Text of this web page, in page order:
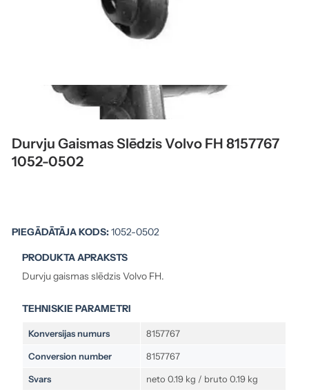
Durvju Gaismas Slēdzis Volvo FH 8157767
1052-0502
PIEGĀDĀTĀJA KODS:1052-0502
PRODUKTA APRAKSTS
Durvju gaismas slēdzis Volvo FH.
TEHNISKIE PARAMETRI
Konversijas numurs 8157767
Conversion number 8157767
Svars neto 0.19 kg / bruto 0.19 kg